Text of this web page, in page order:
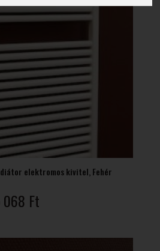
elektromos kivitel, Fehér
068 Ft94
-